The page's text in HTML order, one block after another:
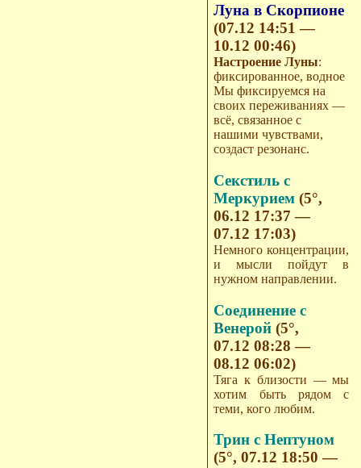
Луна в Скорпионе
(07.12 14:51 —
10.12 00:46)
Настроение Луны:
фиксированное, водное
Мы фиксируемся на
своих переживаниях —
всё, связанное с
нашими чувствами,
создаст резонанс.
Секстиль с
Меркурием(5°,
06.12 17:37 —
07.12 17:03)
Немного концентрации,
и мысли пойдут в
нужном направлении.
Соединение с
Венерой(5°,
07.12 08:28 —
08.12 06:02)
Тяга к близости — мы
хотим быть рядом с
теми, кого любим.
Трин с Нептуном
(5°, 07.12 18:50 —